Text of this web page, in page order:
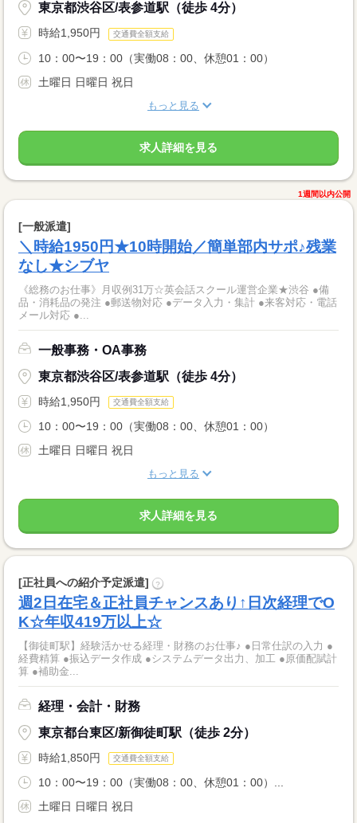
東京都渋谷区/表参道駅（徒歩 4分）
時給1,950円 交通費全額支給
10：00〜19：00（実働08：00、休憩01：00）
土曜日 日曜日 祝日
もっと見る
求人詳細を見る
1週間以内公開
[一般派遣]
＼時給1950円★10時開始／簡単部内サポ♪残業
なし★シブヤ
《総務のお仕事》月収例31万☆英会話スクール運営企業★渋谷 ●備
品・消耗品の発注 ●郵送物対応 ●データ入力・集計 ●来客対応・電話
メール対応 ●...
一般事務・OA事務
東京都渋谷区/表参道駅（徒歩 4分）
時給1,950円 交通費全額支給
10：00〜19：00（実働08：00、休憩01：00）
土曜日 日曜日 祝日
もっと見る
求人詳細を見る
[正社員への紹介予定派遣] ?
週2日在宅＆正社員チャンスあり↑日次経理でO
K☆年収419万以上☆
【御徒町駅】経験活かせる経理・財務のお仕事♪ ●日常仕訳の入力 ●
経費精算 ●振込データ作成 ●システムデータ出力、加工 ●原価配賦計
算 ●補助金...
経理・会計・財務
東京都台東区/新御徒町駅（徒歩 2分）
時給1,850円 交通費全額支給
10：00〜19：00（実働08：00、休憩01：00）...
土曜日 日曜日 祝日